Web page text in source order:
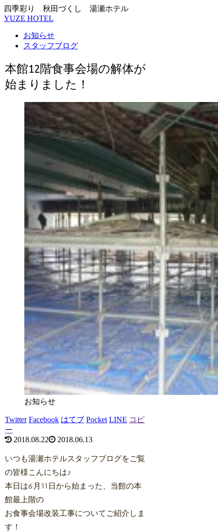
四季彩り 秋田づくし 湯瀬ホテル
YUZE HOTEL
お知らせ
スタッフブログ
本館12階食事会場の解体が
始まりました！
お知らせ
Twitter Facebook はてブ Pocket LINE コピ
ー
2018.08.22
2018.06.13
いつも湯瀬ホテルスタッフブログをご覧
の皆様こんにちは♪
本日は6月11日から始まった、当館の本
館最上階の
お食事会場改装工事についてご紹介しま
す！